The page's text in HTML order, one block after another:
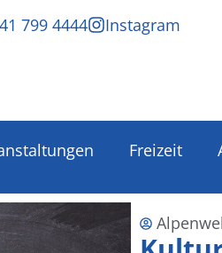
799 4444 Instagram
Freizeit